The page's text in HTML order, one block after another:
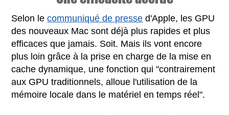
Selon lecommuniqué de presse d'Apple, les GPU
des nouveaux Mac sont déjà plus rapides et plus
efficaces que jamais. Soit. Mais ils vont encore
plus loin grâce à la prise en charge de la mise en
cache dynamique, une fonction qui "contrairement
aux GPU traditionnels, alloue l'utilisation de la
mémoire locale dans le matériel en temps réel".